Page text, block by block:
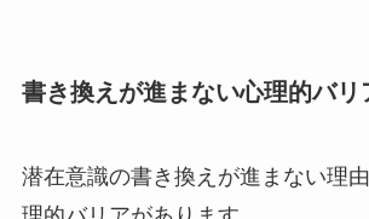
書き換えが進まない心理的バリ
潜在意識の書き換えが進まない理